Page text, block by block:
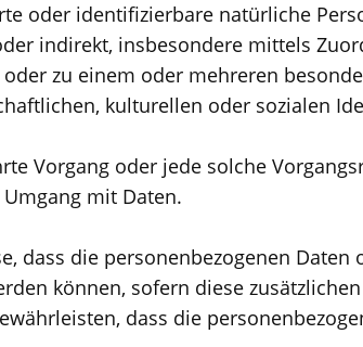
oder identifizierbare natürliche
indirekt, insbesondere mittels
zu einem oder mehreren
kulturellen oder sozialen
Vorgang oder jede solche
mit Daten.
dass die personenbezogenen Daten
können, sofern diese
dass die